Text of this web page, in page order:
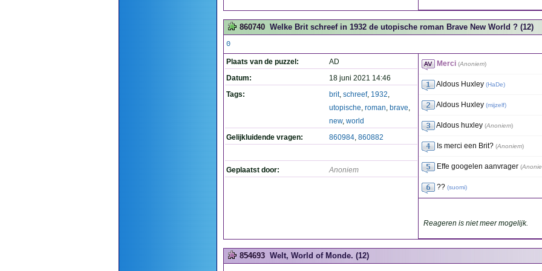
860740 Welke Brit schreef in 1932 de utopische roman Brave New World ? (12)
0
Plaats van de puzzel:
AD
Datum:
18 juni 2021 14:46
Tags:
brit, schreef, 1932,
utopische, roman, brave,
new, world
Gelijkluidende vragen:
860984, 860882
Geplaatst door: Anoniem
Merci (Anoniem)
Aldous Huxley (HaDe)
Aldous Huxley (mijzelf)
Aldous huxley (Anoniem)
Is merci een Brit? (Anoniem)
Effe googelen aanvrager (
?? (suomi)
Reageren is niet meer mogelijk.
854693 Welt, World of Monde. (12)